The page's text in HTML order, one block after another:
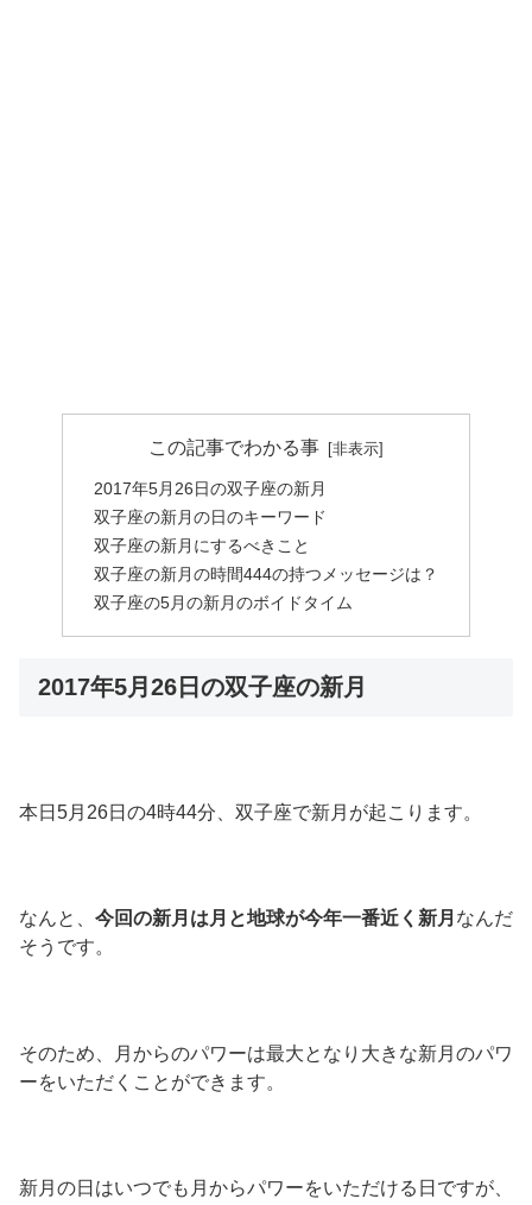
この記事でわかる事
2017年5月26日の双子座の新月
双子座の新月の日のキーワード
双子座の新月にするべきこと
双子座の新月の時間444の持つメッセージは？
双子座の5月の新月のボイドタイム
2017年5月26日の双子座の新月
本日5月26日の4時44分、双子座で新月が起こります。
なんと、 今回の新月は月と地球が今年一番近く新月 なんだ
そうです。
そのため、月からのパワーは最大となり大きな新月のパワ
ーをいただくことができます。
新月の日はいつでも月からパワーをいただける日ですが、